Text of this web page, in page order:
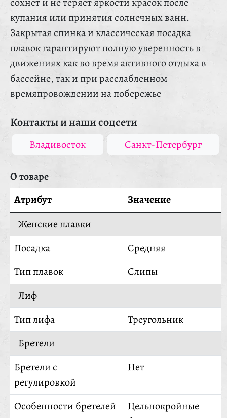
купания или принятия солнечных ванн.
Закрытая спинка и классическая посадка
плавок гарантируют полную уверенность в
движениях как во время активного отдыха в
бассейне, так и при расслабленном
времяпровождении на побережье
Контакты и наши соцсети
Владивосток Санкт-Петербург
О товаре
Атрибут
Значение
Женские плавки
Посадка
Средняя
Тип плавок
Слипы
Лиф
Тип лифа
Треугольник
Бретели
Бретели с
регулировкой
Нет
Особенности бретелей
Цельнокройные